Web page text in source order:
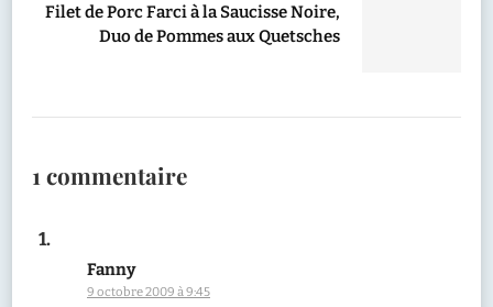
Filet de Porc Farci à la Saucisse Noire,
Duo de Pommes aux Quetsches
1 commentaire
Fanny
9 octobre 2009 à 9:45